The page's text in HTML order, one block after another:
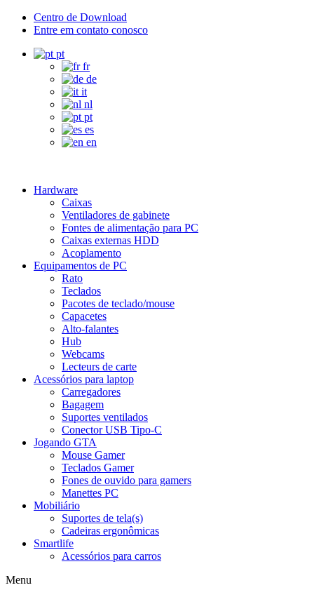
Centro de Download
Entre em contato conosco
pt
fr
de
it
nl
pt
es
en
Hardware
Caixas
Ventiladores de gabinete
Fontes de alimentação para PC
Caixas externas HDD
Acoplamento
Equipamentos de PC
Rato
Teclados
Pacotes de teclado/mouse
Capacetes
Alto-falantes
Hub
Webcams
Lecteurs de carte
Acessórios para laptop
Carregadores
Bagagem
Suportes ventilados
Conector USB Tipo-C
Jogando GTA
Mouse Gamer
Teclados Gamer
Fones de ouvido para gamers
Manettes PC
Mobiliário
Suportes de tela(s)
Cadeiras ergonômicas
Smartlife
Acessórios para carros
Menu